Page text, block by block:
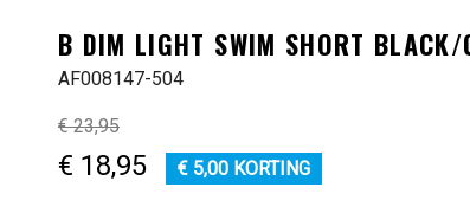
B DIM LIGHT SWIM SHORT BLACK/
AF008147-504
€ 23,95
€ 18,95 € 5,00 KORTING